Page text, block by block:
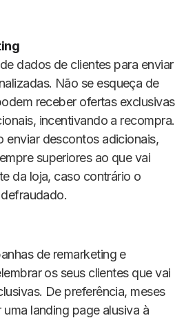
dados de clientes para enviar
Não se esqueça de
receber ofertas exclusivas
incentivando a recompra.
enviar descontos adicionais,
superiores ao que vai
da loja, caso contrário o
de remarketing e
os seus clientes que vai
De preferência, meses
uma landing page alusiva à